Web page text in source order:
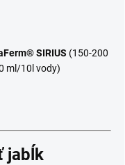
®SIRIUS (150-200
ml/10l vody)
jabĺk